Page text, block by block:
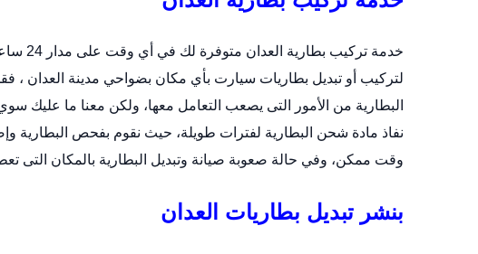
خدمة
لتركيب أو تبديل بطاريات سيارت بأي مكان بضواحي مدينة العدان ،
البطارية من الأمور التى يصعب التعامل معها، ولكن معنا ما
نفاذ مادة شحن البطارية لفترات طويلة، حيث نقوم بفحص البطارية
وقت ممكن، وفي حالة صعوبة صيانة وتبديل البطارية بالمكان التى
بنشر تبديل بطاريات العدان